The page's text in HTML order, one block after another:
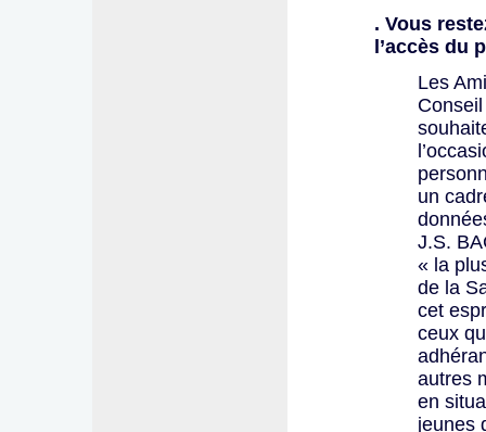
. Vous
l’accès du
Les
un
J.S.
« la
de la
cet
ceux
autres
en
jeunes